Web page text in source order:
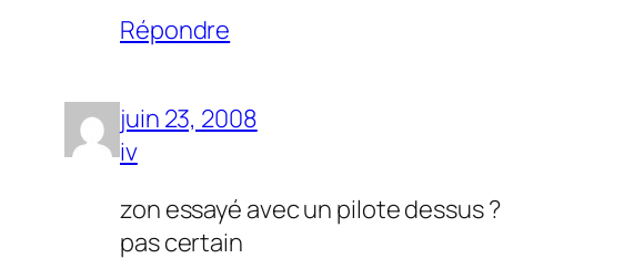
Répondre
juin 23, 2008
iv
zon essayé avec un pilote dessus ?
pas certain